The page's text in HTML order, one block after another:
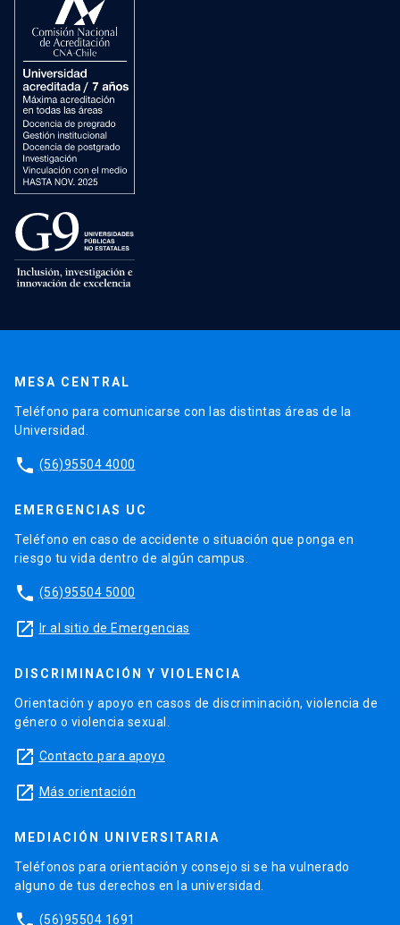
MESA CENTRAL
Teléfono para comunicarse con las distintas áreas de la
Universidad.
phone (56)95504 4000
EMERGENCIAS UC
Teléfono en caso de accidente o situación que ponga en
riesgo tu vida dentro de algún campus.
phone (56)95504 5000
launch Ir al sitio de Emergencias
DISCRIMINACIÓN Y VIOLENCIA
Orientación y apoyo en casos de discriminación, violencia de
género o violencia sexual.
launch Contacto para apoyo
launch Más orientación
MEDIACIÓN UNIVERSITARIA
Teléfonos para orientación y consejo si se ha vulnerado
alguno de tus derechos en la universidad.
(56)95504 1691